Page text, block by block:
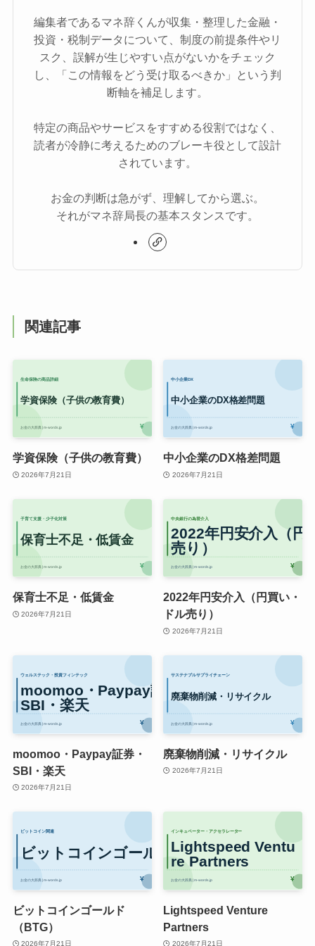
編集者であるマネ辞くんが収集・整理した金融・
投資・税制データについて、制度の前提条件やリ
スク、誤解が生じやすい点がないかをチェック
し、「この情報をどう受け取るべきか」という判
断軸を補足します。
特定の商品やサービスをすすめる役割ではなく、
読者が冷静に考えるためのブレーキ役として設計
されています。
お金の判断は急がず、理解してから選ぶ。
それがマネ辞局長の基本スタンスです。
関連記事
学資保険（子供の教育費）
2026年7月21日
中小企業のDX格差問題
2026年7月21日
保育士不足・低賃金
2026年7月21日
2022年円安介入（円買い・
ドル売り）
2026年7月21日
moomoo・Paypay証券・
SBI・楽天
2026年7月21日
廃棄物削減・リサイクル
2026年7月21日
ビットコインゴールド
（BTG）
2026年7月21日
Lightspeed Venture
Partners
2026年7月21日